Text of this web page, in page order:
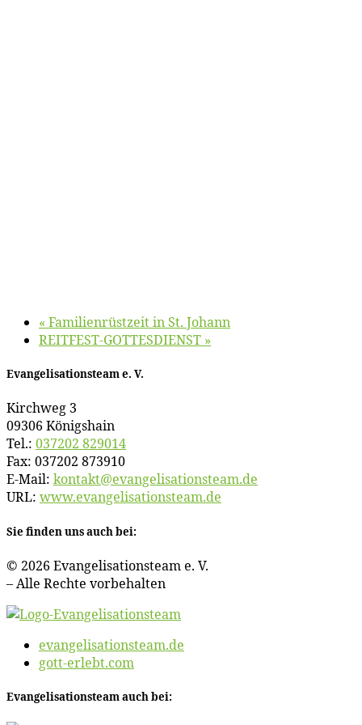
« Fa­mi­li­en­rüst­zeit in St. Johann
REITFEST-GOTTESDIENST »
Evan­ge­li­sa­ti­ons­team e. V.
Kirch­weg 3
09306 Königshain
Tel.: 037202 829014
Fax: 037202 873910
E‑Mail: kontakt@​evangelisationsteam.​de
URL: www​.evan​ge​li​sa​ti​ons​team​.de
Sie fin­den uns auch bei:
© 2026 Evan­ge­li­sa­ti­ons­team e. V.
– Al­le Rech­te vorbehalten
evangelisationsteam.de
gott-erlebt.com
Evan­ge­li­sa­ti­ons­team auch bei: